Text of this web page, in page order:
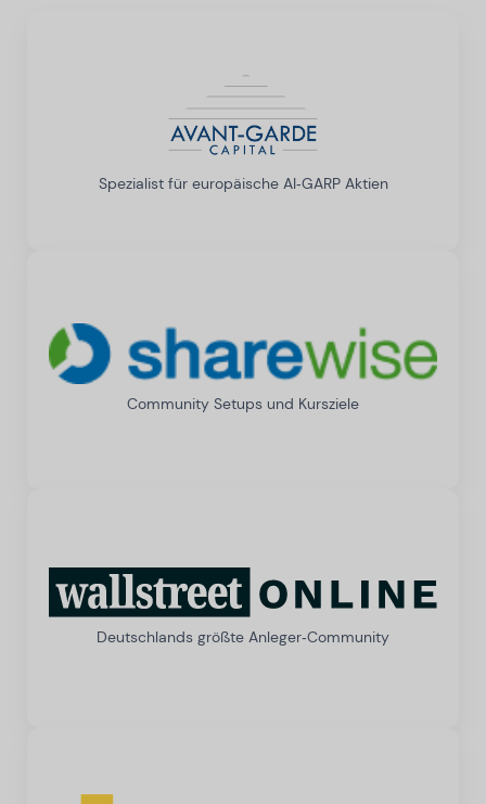
Spezialist für europäische AI‑GARP Aktien
Community Setups und Kursziele
Deutschlands größte Anleger‑Community